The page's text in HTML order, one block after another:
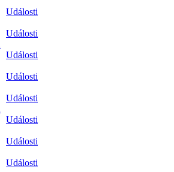
Události
Události
Události
Události
Události
Události
Události
Události